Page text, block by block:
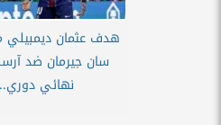
هدف عثمان ديمبيلي
سان جيرمان ضد
نهائي